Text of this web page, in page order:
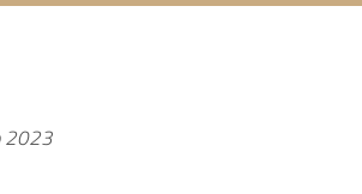
2023